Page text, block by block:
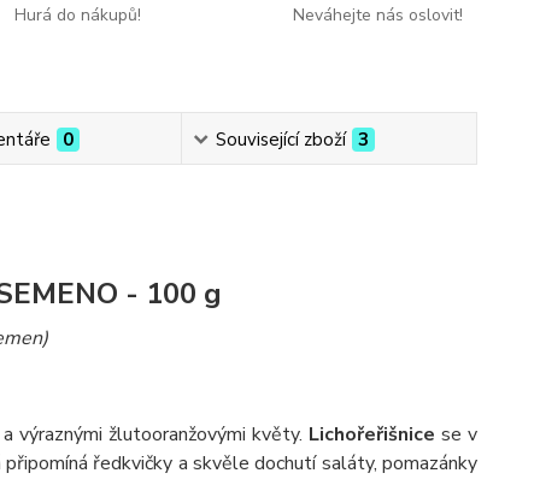
Hurá do nákupů!
Neváhejte nás oslovit!
0 Související zboží 3
- 100 g
výraznými žlutooranžovými květy. Lichořeřišnice se v
ředkvičky a skvěle dochutí saláty, pomazánky